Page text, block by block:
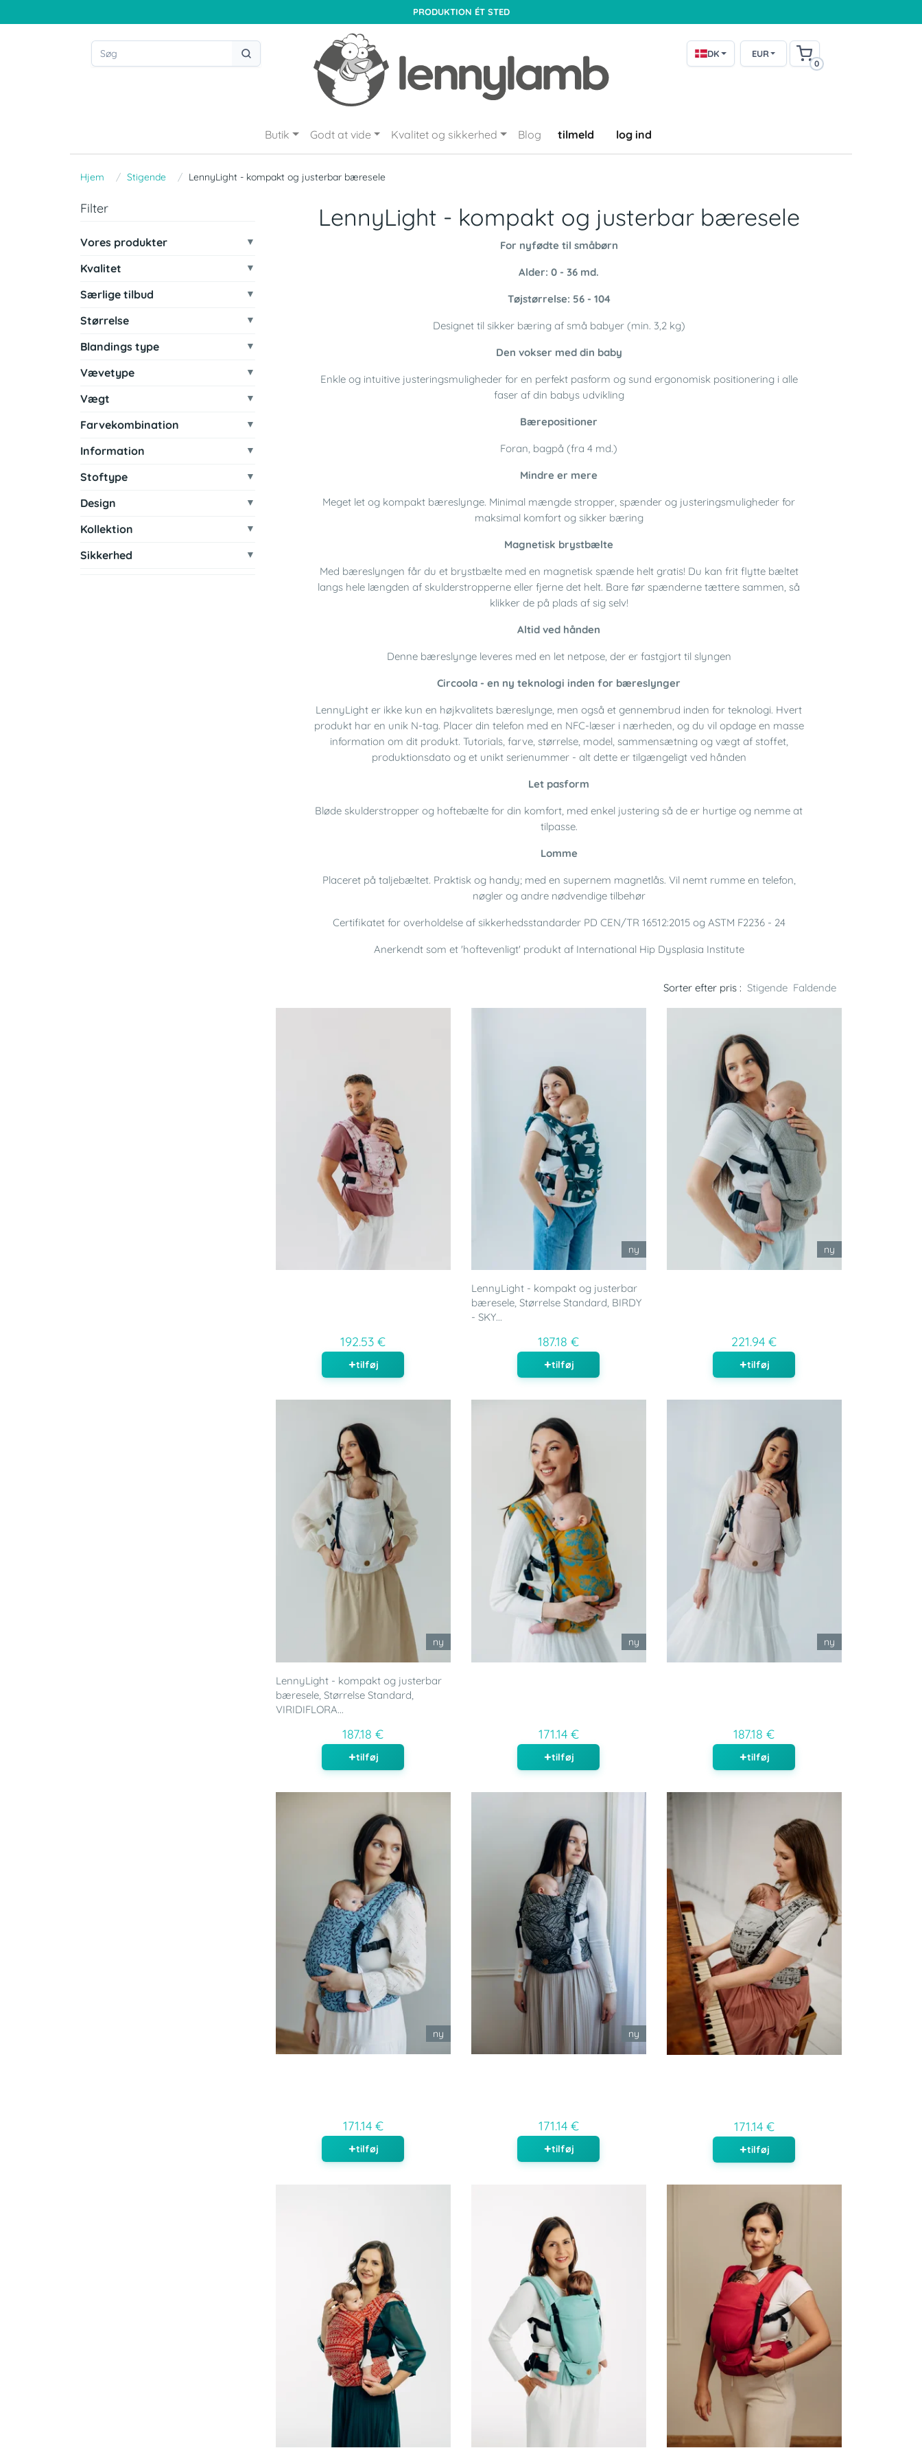
PRODUKTION ÉT STED
DK EUR
0
Butik Godt at vide Kvalitet og sikkerhed Blog tilmeld log ind
Hjem Stigende LennyLight - kompakt og justerbar bæresele
Filter
Vores produkter
Kvalitet
Særlige tilbud
Størrelse
Blandings type
Vævetype
Vægt
Farvekombination
Information
Stoftype
Design
Kollektion
Sikkerhed
LennyLight - kompakt og justerbar bæresele
For nyfødte til småbørn
Alder: 0 - 36 md.
Tøjstørrelse: 56 - 104
Designet til sikker bæring af små babyer (min. 3,2 kg)
Den vokser med din baby
Enkle og intuitive justeringsmuligheder for en perfekt pasform og sund ergonomisk positionering i alle
faser af din babys udvikling
Bærepositioner
Foran, bagpå (fra 4 md.)
Mindre er mere
Meget let og kompakt bæreslynge. Minimal mængde stropper, spænder og justeringsmuligheder for
maksimal komfort og sikker bæring
Magnetisk brystbælte
Med bæreslyngen får du et brystbælte med en magnetisk spænde helt gratis! Du kan frit flytte bæltet
langs hele længden af skulderstropperne eller fjerne det helt. Bare før spænderne tættere sammen, så
klikker de på plads af sig selv!
Altid ved hånden
Denne bæreslynge leveres med en let netpose, der er fastgjort til slyngen
Circoola - en ny teknologi inden for bæreslynger
LennyLight er ikke kun en højkvalitets bæreslynge, men også et gennembrud inden for teknologi. Hvert
produkt har en unik N-tag. Placer din telefon med en NFC-læser i nærheden, og du vil opdage en masse
information om dit produkt. Tutorials, farve, størrelse, model, sammensætning og vægt af stoffet,
produktionsdato og et unikt serienummer - alt dette er tilgængeligt ved hånden
Let pasform
Bløde skulderstropper og hoftebælte for din komfort, med enkel justering så de er hurtige og nemme at
tilpasse.
Lomme
Placeret på taljebæltet. Praktisk og handy; med en supernem magnetlås. Vil nemt rumme en telefon,
nøgler og andre nødvendige tilbehør
Certifikatet for overholdelse af sikkerhedsstandarder PD CEN/TR 16512:2015 og ASTM F2236 - 24
Anerkendt som et 'hoftevenligt' produkt af International Hip Dysplasia Institute
Sorter efter pris : Stigende Faldende
192.53 €
tilføj
ny
LennyLight - kompakt og justerbar
bæresele, Størrelse Standard, BIRDY
- SKY...
187.18 €
tilføj
ny
221.94 €
tilføj
ny
LennyLight - kompakt og justerbar
bæresele, Størrelse Standard,
VIRIDIFLORA...
187.18 €
tilføj
ny
171.14 €
tilføj
ny
187.18 €
tilføj
ny
171.14 €
tilføj
ny
171.14 €
tilføj
171.14 €
tilføj